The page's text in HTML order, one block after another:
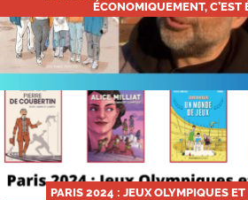
ÉCONOMIQUEMENT, C’EST
PARIS 2024 : JEUX OLYMPIQUES